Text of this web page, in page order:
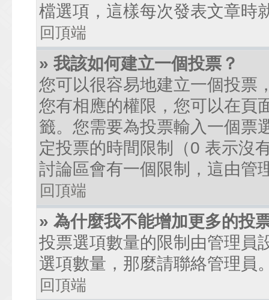
檔選項，這樣每次發表文章時
回頂端
» 我該如何建立一個投票？
您可以很容易地建立一個投票
您有相應的權限，您可以在頁
籤。您需要為投票輸入一個票
定投票的時間限制（0 表示沒
討論區會有一個限制，這由管
回頂端
» 為什麼我不能增加更多的投
投票選項數量的限制由管理員
選項數量，那麼請聯絡管理員
回頂端